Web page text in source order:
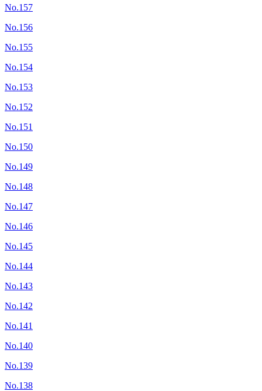
No.157
No.156
No.155
No.154
No.153
No.152
No.151
No.150
No.149
No.148
No.147
No.146
No.145
No.144
No.143
No.142
No.141
No.140
No.139
No.138